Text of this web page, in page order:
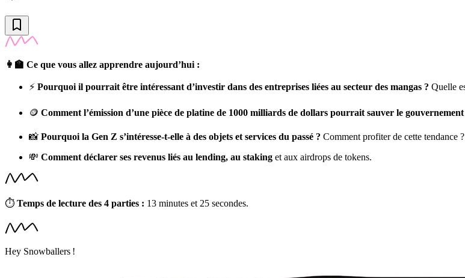
👩‍🏫 Ce que vous allez apprendre aujourd’hui :
⚡️ Pourquoi il pourrait être intéressant d’investir dans des entreprises liées au secteur des mangas ? Quelle
🪙 Comment l’émission d’une pièce de platine de 1000 milliards de dollars pourrait sauver le
📸 Pourquoi la Gen Z s’intéresse-t-elle à des objets et services du passé ? Comment profiter de cette tendance ?
💸 Comment déclarer ses revenus liés au lending, au staking et aux airdrops de tokens.
⏱ Temps de lecture des 4 parties : 13 minutes et 25 secondes.
Hey Snowballers !